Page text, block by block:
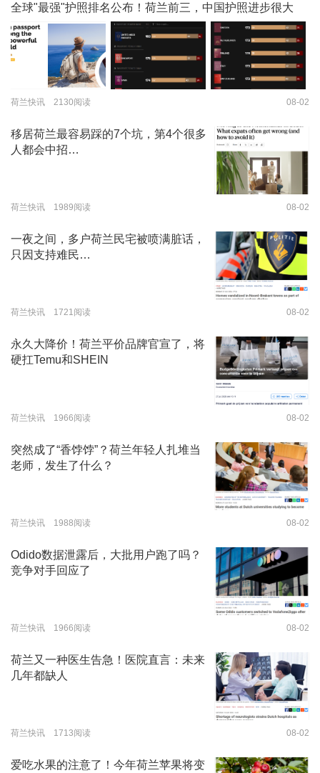
全球"最强"护照排名公布！荷兰前三，中国护照进步很大
荷兰快讯 2130阅读 08-02
移居荷兰最容易踩的7个坑，第4个很多
人都会中招…
荷兰快讯 1989阅读 08-02
一夜之间，多户荷兰民宅被喷满脏话，
只因支持难民…
荷兰快讯 1721阅读 08-02
永久大降价！荷兰平价品牌官宣了，将
硬扛Temu和SHEIN
荷兰快讯 1966阅读 08-02
突然成了“香饽饽”？荷兰年轻人扎堆当
老师，发生了什么？
荷兰快讯 1988阅读 08-02
Odido数据泄露后，大批用户跑了吗？
竞争对手回应了
荷兰快讯 1966阅读 08-02
荷兰又一种医生告急！医院直言：未来
几年都缺人
荷兰快讯 1713阅读 08-02
爱吃水果的注意了！今年荷兰苹果将变